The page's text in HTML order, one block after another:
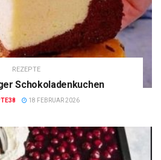
REZEPTE
Schokoladenkuchen
18 FEBRUAR 2026